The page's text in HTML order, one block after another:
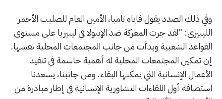
وفي ذلك الصدد يقول فاياه تامبا، الأمين العام للصليب الأحمر
الليبيري: "لقد جرت المعركة ضد الإيبولا في ليبيريا على مستوى
القواعد الشعبية وبدأت من جانب المجتمعات المحلية نفسها.
إن تمكين المجتمعات المحلية له أهمية حاسمة في تنفيذ
الأعمال الإنسانية التي يمكنها البقاء. ومن جانبنا، يسعدنا
استضافة أول اللقاءات التشاورية الإنسانية في إطار مبادرة من